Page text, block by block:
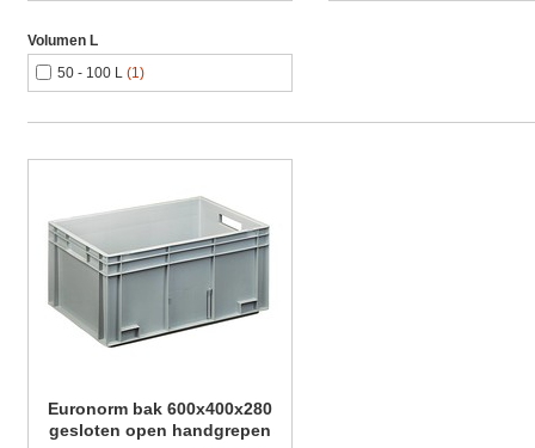
Volumen L
50 - 100 L (1)
Euronorm bak 600x400x280
gesloten open handgrepen